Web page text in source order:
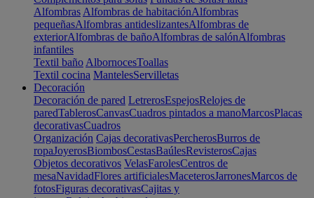
Alfombras Alfombras de habitaciónAlfombras
pequeñasAlfombras antideslizantesAlfombras de
exteriorAlfombras de bañoAlfombras de salónAlfombras
infantiles
Textil baño AlbornocesToallas
Textil cocina MantelesServilletas
Decoración
Decoración de pared LetrerosEspejosRelojes de
paredTablerosCanvasCuadros pintados a manoMarcosPlacas
decorativasCuadros
Organización Cajas decorativasPercherosBurros de
ropaJoyerosBiombosCestasBaúlesRevisterosCajas
Objetos decorativos VelasFarolesCentros de
mesaNavidadFlores artificialesMaceterosJarronesMarcos de
fotosFiguras decorativasCajitas y